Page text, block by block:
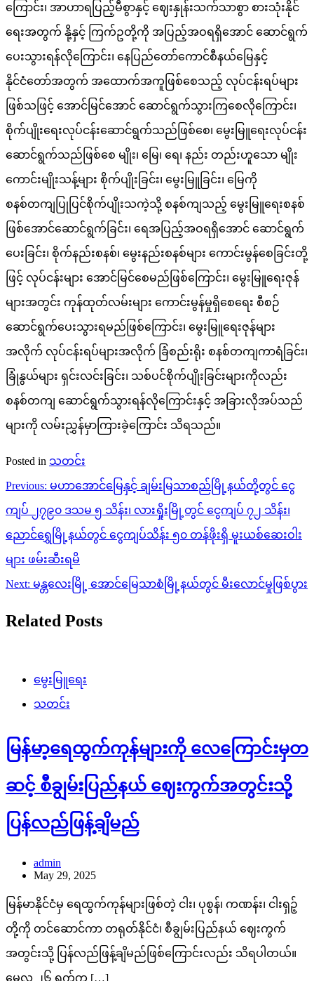
ကြောင်း၊ အာဟာရပြည့်မီစွာနှင့် ဈေးနှုန်းသက်သာစွာ စားသုံးနိုင်
ရေးအတွက် နို့နှင့် ကြက်ဥတို့ကို အပြည့်အဝရရှိအောင် ဆောင်ရွက်
ပေးသွားရန်လိုကြောင်း၊ နေပြည်တော်ကောင်စီနယ်မြေနှင့်
နိုင်ငံတော်အတွက် အထောက်အကူဖြစ်စေသည့် လုပ်ငန်းရပ်များ
ဖြစ်သဖြင့် အောင်မြင်အောင် ဆောင်ရွက်သွားကြစေလိုကြောင်း၊
စိုက်ပျိုးရေးလုပ်ငန်းဆောင်ရွက်သည်ဖြစ်စေ၊ မွေးမြူရေးလုပ်ငန်း
ဆောင်ရွက်သည်ဖြစ်စေ မျိုး၊ မြေ၊ ရေ၊ နည်း တည်းဟူသော မျိုး
ကောင်းမျိုးသန့်များ စိုက်ပျိုးခြင်း၊ မွေးမြူခြင်း၊ မြေကို
စနစ်တကျပြုပြင်စိုက်ပျိုးသကဲ့သို့ စနစ်ကျသည့် မွေးမြူရေးစနစ်
ဖြစ်အောင်ဆောင်ရွက်ခြင်း၊ ရေအပြည့်အဝရရှိအောင် ဆောင်ရွက်
ပေးခြင်း၊ စိုက်နည်းစနစ်၊ မွေးနည်းစနစ်များ ကောင်းမွန်စေခြင်းတို့
ဖြင့် လုပ်ငန်းများ အောင်မြင်စေမည်ဖြစ်ကြောင်း၊ မွေးမြူရေးဇုန်
များအတွင်း ကုန်ထုတ်လမ်းများ ကောင်းမွန်မှုရှိစေရေး စီစဉ်
ဆောင်ရွက်ပေးသွားရမည်ဖြစ်ကြောင်း၊ မွေးမြူရေးဇုန်များ
အလိုက် လုပ်ငန်းရပ်များအလိုက် ခြံစည်းရိုး စနစ်တကျကာရံခြင်း၊
ခြုံနွယ်များ ရှင်းလင်းခြင်း၊ သစ်ပင်စိုက်ပျိုးခြင်းများကိုလည်း
စနစ်တကျ ဆောင်ရွက်သွားရန်လိုကြောင်းနှင့် အခြားလိုအပ်သည်
များကို လမ်းညွှန်မှာကြားခဲ့ကြောင်း သိရသည်။
Posted in သတင်း
Post
navigation
Previous: မဟာအောင်မြေနှင့် ချမ်းမြသာစည်မြို့နယ်တို့တွင် ငွေ
ကျပ် ၂၇၉၀ ဒသမ ၅ သိန်း၊ လားရှိုးမြို့တွင် ငွေကျပ် ၇၂ သိန်း၊
ညောင်ရွှေမြို့နယ်တွင် ငွေကျပ်သိန်း ၅၀ တန်ဖိုးရှိ မူးယစ်ဆေးဝါး
များ ဖမ်းဆီးရမိ
Next: မန္တလေးမြို့ အောင်မြေသာစံမြို့နယ်တွင် မီးလောင်မှုဖြစ်ပွား
Related Posts
မွေးမြူရေး
သတင်း
မြန်မာ့ရေထွက်ကုန်များကို လေကြောင်းမှတ
ဆင့် စီချွမ်းပြည်နယ် ဈေးကွက်အတွင်းသို့
ပြန်လည်ဖြန့်ချိမည်
admin
May 29, 2025
မြန်မာနိုင်ငံမှ ရေထွက်ကုန်များဖြစ်တဲ့ ငါး၊ ပုစွန်၊ ကဏန်း၊ ငါးရှဉ့်
တို့ကို တင်ဆောင်ကာ တရုတ်နိုင်ငံ၊ စီချွမ်းပြည်နယ် ဈေးကွက်
အတွင်းသို့ ပြန်လည်ဖြန့်ချိမည်ဖြစ်ကြောင်းလည်း သိရပါတယ်။
မေလ ၂၆ ရက်က […]